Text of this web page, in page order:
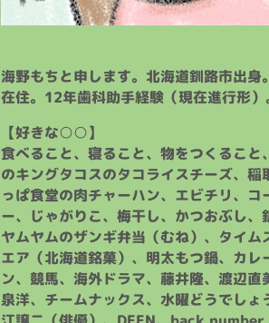
海野もちと申します。北海道釧路市出身
在住。12年歯科助手経験（現在進行形）
【好きな○○】
食べること、寝ること、物をつくること
のキングタコスのタコライスチーズ、稲
っぱ食堂の肉チャーハン、エビチリ、コ
ー、じゃがりこ、梅干し、かつおぶし、
ヤムヤムのザンギ弁当（むね）、タイム
エア（北海道銘菓）、明太もつ鍋、カレ
ン、競馬、海外ドラマ、藤井隆、渡辺直
泉洋、チームナックス、水曜どうでしょ